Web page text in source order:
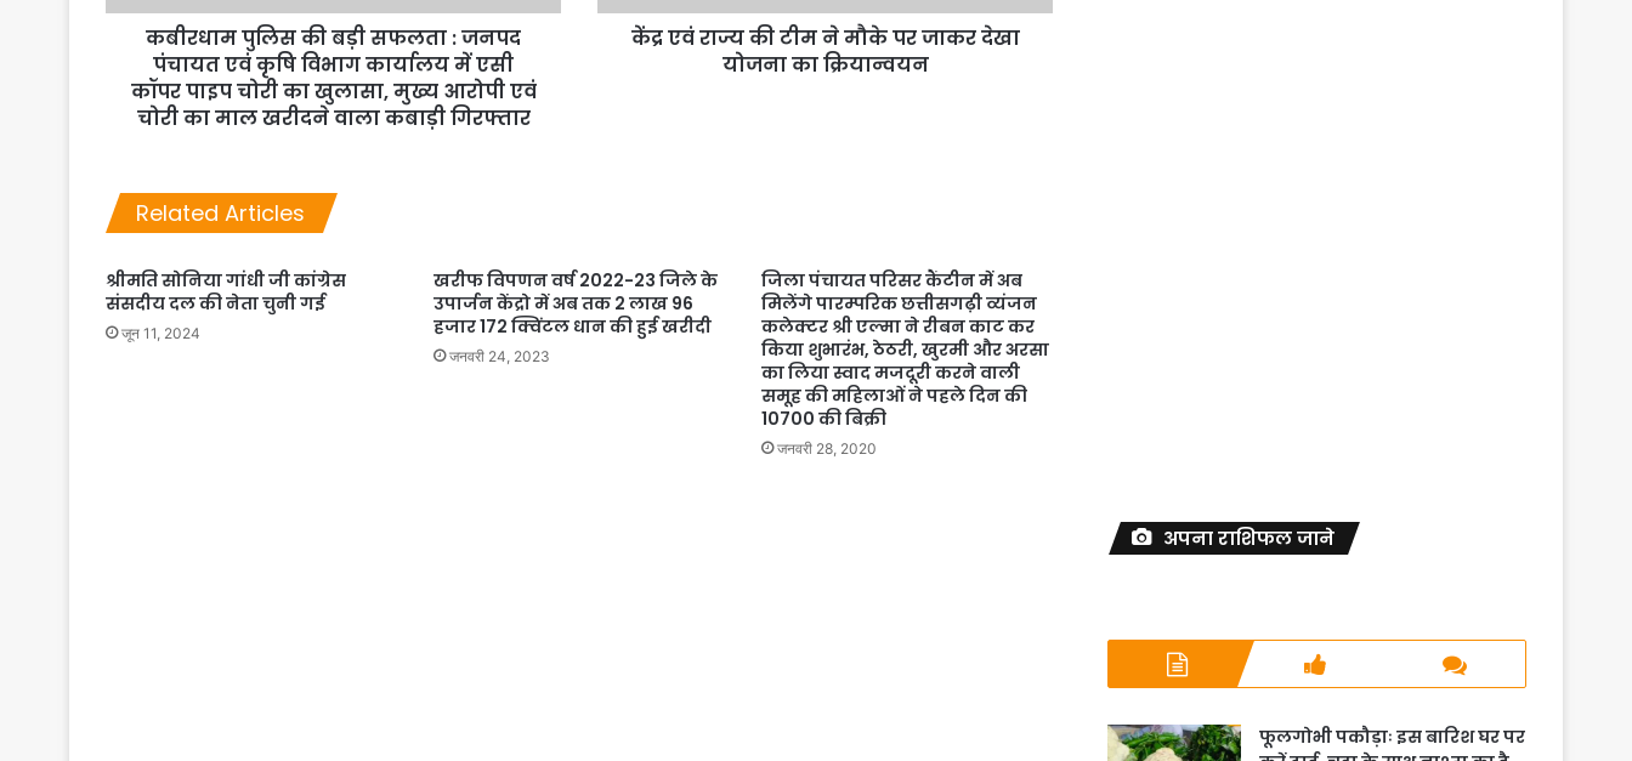
कबीरधाम पुलिस की बड़ी सफलता : जनपद
पंचायत एवं कृषि विभाग कार्यालय में एसी
कॉपर पाइप चोरी का खुलासा, मुख्य आरोपी एवं
चोरी का माल खरीदने वाला कबाड़ी गिरफ्तार
केंद्र एवं राज्य की टीम ने मौके पर जाकर देखा
योजना का क्रियान्वयन
Related Articles
श्रीमति सोनिया गांधी जी कांग्रेस
संसदीय दल की नेता चुनी गई
जून 11, 2024
खरीफ विपणन वर्ष 2022-23 जिले के
उपार्जन केंद्रो में अब तक 2 लाख 96
हजार 172 क्विंटल धान की हुई खरीदी
जनवरी 24, 2023
जिला पंचायत परिसर कैंटीन में अब
मिलेंगे पारम्परिक छत्तीसगढ़ी व्यंजन
कलेक्टर श्री एल्मा ने रीबन काट कर
किया शुभारंभ, ठेठरी, खुरमी और अरसा
का लिया स्वाद मजदूरी करने वाली
समूह की महिलाओं ने पहले दिन की
10700 की बिक्री
जनवरी 28, 2020
अपना राशिफल जाने
फूलगोभी पकौड़ाः इस बारिश घर पर